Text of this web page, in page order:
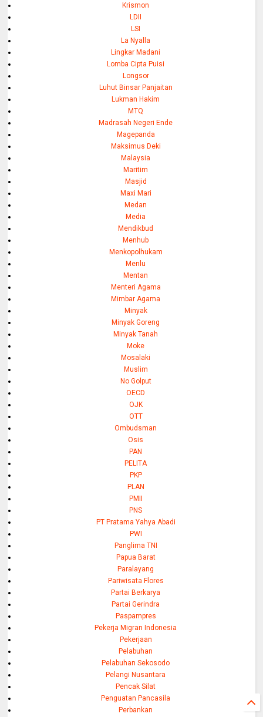
Krismon
LDII
LSI
La Nyalla
Lingkar Madani
Lomba Cipta Puisi
Longsor
Luhut Binsar Panjaitan
Lukman Hakim
MTQ
Madrasah Negeri Ende
Magepanda
Maksimus Deki
Malaysia
Maritim
Masjid
Maxi Mari
Medan
Media
Mendikbud
Menhub
Menkopolhukam
Menlu
Mentan
Menteri Agama
Mimbar Agama
Minyak
Minyak Goreng
Minyak Tanah
Moke
Mosalaki
Muslim
No Golput
OECD
OJK
OTT
Ombudsman
Osis
PAN
PELITA
PKP
PLAN
PMII
PNS
PT Pratama Yahya Abadi
PWI
Panglima TNI
Papua Barat
Paralayang
Pariwisata Flores
Partai Berkarya
Partai Gerindra
Paspampres
Pekerja Migran Indonesia
Pekerjaan
Pelabuhan
Pelabuhan Sekosodo
Pelangi Nusantara
Pencak Silat
Penguatan Pancasila
Perbankan